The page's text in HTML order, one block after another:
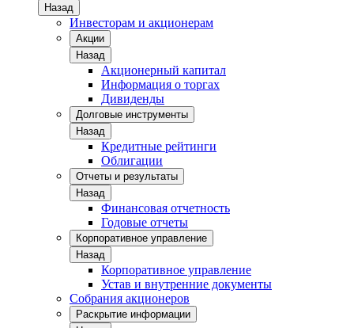
Назад
Инвесторам и акционерам
Акции
Назад
Акционерный капитал
Информация о торгах
Дивиденды
Долговые инструменты
Назад
Кредитные рейтинги
Облигации
Отчеты и результаты
Назад
Финансовая отчетность
Годовые отчеты
Корпоративное управление
Назад
Корпоративное управление
Устав и внутренние документы
Собрания акционеров
Раскрытие информации